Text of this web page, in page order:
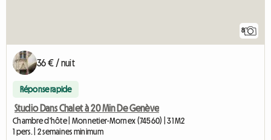
8
36 € / nuit
Réponse rapide
Studio Dans Chalet à 20 Min De Genève
Chambre d'hôte | Monnetier-Mornex (74560) | 31 M2
1 pers. | 2 semaines minimum